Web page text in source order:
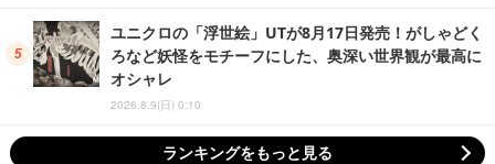
ユニクロの「浮世絵」UTが8月17日発売！がしゃどく
ろなど妖怪をモチーフにした、奥深い世界観が最高に
オシャレ
2026.8.9(日) 0:10
ランキングをもっと見る